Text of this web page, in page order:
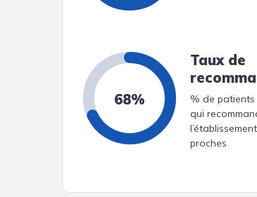
68%
Taux de
% de
qui
proches